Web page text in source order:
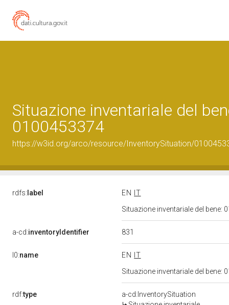
Situazione inventariale del
0100453374
https://w3id.org/arco/resource/InventorySituation/
rdfs: label EN
IT
Situazione inventariale del bene:
a-cd:inventoryIdentifier 831
l0:name EN
IT
Situazione inventariale del bene:
rdf:type
a-cd:InventorySituation